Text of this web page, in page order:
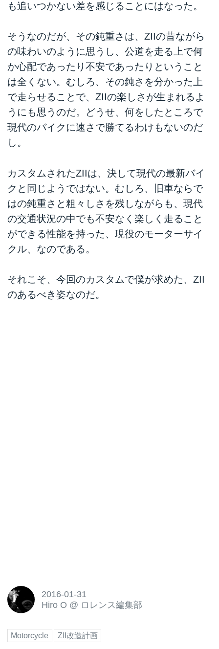
も追いつかない差を感じることにはなった。
そうなのだが、その鈍重さは、ZIIの昔ながら
の味わいのように思うし、公道を走る上で何
か心配であったり不安であったりということ
は全くない。むしろ、その鈍さを分かった上
で走らせることで、ZIIの楽しさが生まれるよ
うにも思うのだ。どうせ、何をしたところで
現代のバイクに速さで勝てるわけもないのだ
し。
カスタムされたZIIは、決して現代の最新バイ
クと同じようではない。むしろ、旧車ならで
はの鈍重さと粗々しさを残しながらも、現代
の交通状況の中でも不安なく楽しく走ること
ができる性能を持った、現役のモーターサイ
クル、なのである。
それこそ、今回のカスタムで僕が求めた、ZII
のあるべき姿なのだ。
2016-01-31
Hiro O @ ロレンス編集部
Motorcycle ZII改造計画